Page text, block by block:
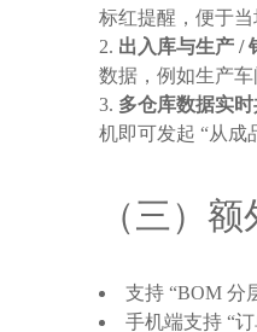
标红提醒，便于当
出入库与生产 /
数据，例如生产
多仓库数据实
机即可发起 “从成
（三）
支持 “BOM 分
手机端支持 “